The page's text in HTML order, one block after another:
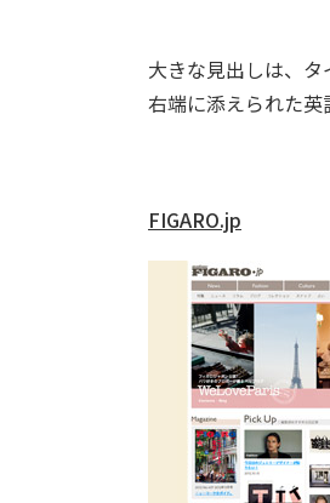
大きな見出しは、タ
右端に添えられた英
FIGARO.jp